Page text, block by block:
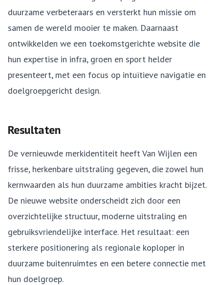
duurzame verbeteraars en versterkt hun missie om
samen de wereld mooier te maken. Daarnaast
ontwikkelden we een toekomstgerichte website die
hun expertise in infra, groen en sport helder
presenteert, met een focus op intuïtieve navigatie en
doelgroepgericht design.
Resultaten
De vernieuwde merkidentiteit heeft Van Wijlen een
frisse, herkenbare uitstraling gegeven, die zowel hun
kernwaarden als hun duurzame ambities kracht bijzet.
De nieuwe website onderscheidt zich door een
overzichtelijke structuur, moderne uitstraling en
gebruiksvriendelijke interface. Het resultaat: een
sterkere positionering als regionale koploper in
duurzame buitenruimtes en een betere connectie met
hun doelgroep.